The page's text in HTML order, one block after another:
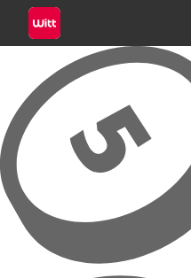
Přeskočit na hlavní obsah